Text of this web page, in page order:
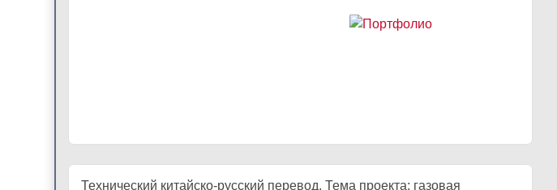
Технический китайско-русский перевод. Тема проекта: газовая